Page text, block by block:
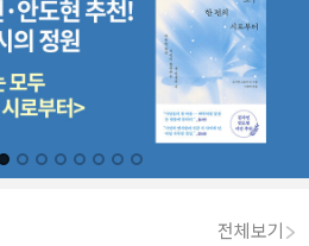
전체보기